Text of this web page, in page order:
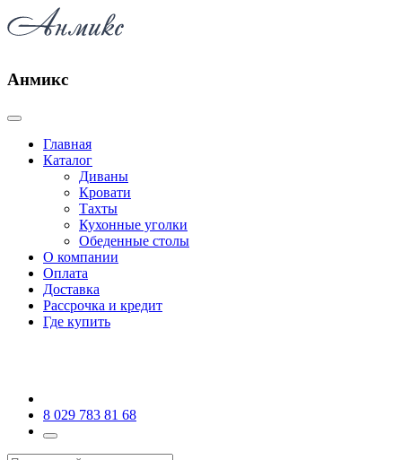
Анмикс
Главная
Каталог
Диваны
Кровати
Тахты
Кухонные уголки
Обеденные столы
О компании
Оплата
Доставка
Рассрочка и кредит
Где купить
8 029 783 81 68